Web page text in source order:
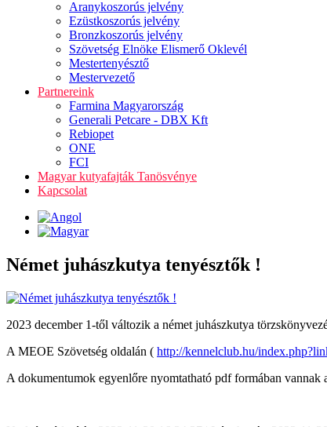
Aranykoszorús jelvény
Ezüstkoszorús jelvény
Bronzkoszorús jelvény
Szövetség Elnöke Elismerő Oklevél
Mestertenyésztő
Mestervezető
Partnereink
Farmina Magyarország
Generali Petcare - DBX Kft
Rebiopet
ONE
FCI
Magyar kutyafajták Tanösvénye
Kapcsolat
Német juhászkutya tenyésztők !
2023 december 1-től változik a német juhászkutya
A MEOE Szövetség oldalán ( http://kennelclub.hu/
A dokumentumok egyenlőre nyomtatható pdf formában